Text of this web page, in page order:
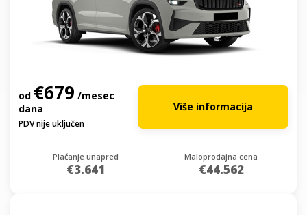
od €679 /mesec
dana
PDV nije uključen
Više informacija
Plaćanje unapred
€3.641
Maloprodajna cena
€44.562